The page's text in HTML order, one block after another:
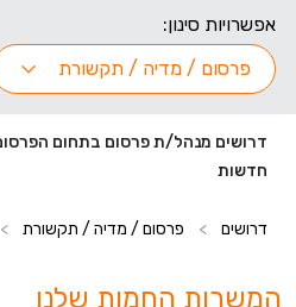
אפשרויות סינון:
פרסום / מדיה / תקשורת
חדשות
דרושים > פרסום / מדיה / תקשורת >
המשרות החמות שלנו